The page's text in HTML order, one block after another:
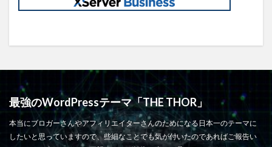
最強のWordPressテーマ「THE THOR」
本当にブロガーさんやアフィリエイターさんのためになる日本一のテーマに
したいと思っていますので、些細なことでも気が付いたのであればご報告い